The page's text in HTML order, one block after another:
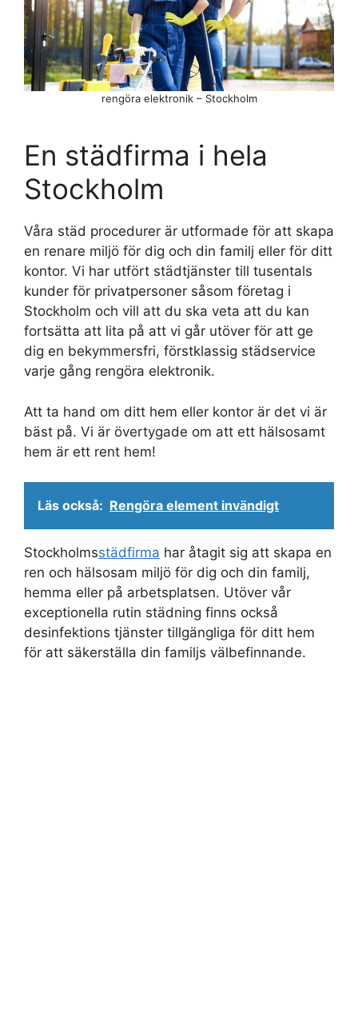
En städfirma i hela
Stockholm
Våra städ procedurer är utformade för att skapa
en renare miljö för dig och din familj eller för ditt
kontor. Vi har utfört städtjänster till tusentals
kunder för privatpersoner såsom företag i
Stockholm och vill att du ska veta att du kan
fortsätta att lita på att vi går utöver för att ge
dig en bekymmersfri, förstklassig städservice
varje gång rengöra elektronik.
Att ta hand om ditt hem eller kontor är det vi är
bäst på. Vi är övertygade om att ett hälsosamt
hem är ett rent hem!
Läs också: Rengöra element invändigt
Stockholmsstädfirma har åtagit sig att skapa en
ren och hälsosam miljö för dig och din familj,
hemma eller på arbetsplatsen. Utöver vår
exceptionella rutin städning finns också
desinfektions tjänster tillgängliga för ditt hem
för att säkerställa din familjs välbefinnande.
rengöra elektronik – Stockholm